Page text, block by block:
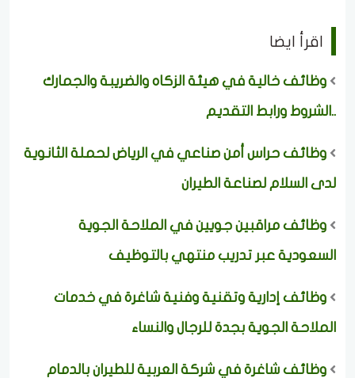
اقرأ ايضا
وظائف خالية في هيئة الزكاه والضريبة والجمارك
..الشروط ورابط التقديم
وظائف حراس أمن صناعي في الرياض لحملة الثانوية
لدى السلام لصناعة الطيران
وظائف مراقبين جويين في الملاحة الجوية
السعودية عبر تدريب منتهي بالتوظيف
وظائف إدارية وتقنية وفنية شاغرة في خدمات
الملاحة الجوية بجدة للرجال والنساء
وظائف شاغرة في شركة العربية للطيران بالدمام